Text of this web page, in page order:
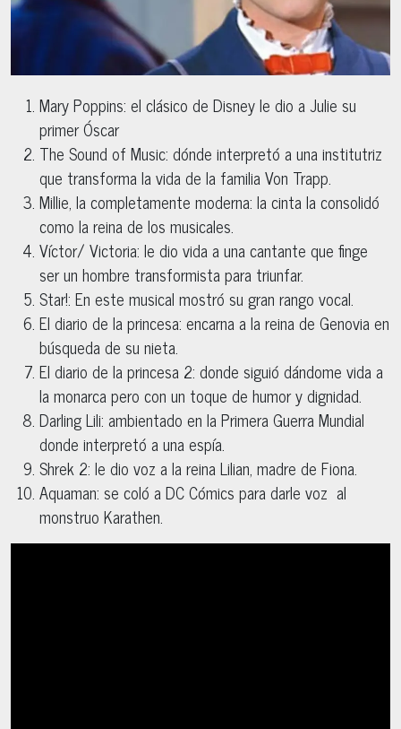
Mary Poppins: el clásico de Disney le dio a Julie su
primer Óscar
The Sound of Music: dónde interpretó a una institutriz
que transforma la vida de la familia Von Trapp.
Millie, la completamente moderna: la cinta la consolidó
como la reina de los musicales.
Víctor/ Victoria: le dio vida a una cantante que finge
ser un hombre transformista para triunfar.
Star!: En este musical mostró su gran rango vocal.
El diario de la princesa: encarna a la reina de Genovia en
búsqueda de su nieta.
El diario de la princesa 2: donde siguió dándome vida a
la monarca pero con un toque de humor y dignidad.
Darling Lili: ambientado en la Primera Guerra Mundial
donde interpretó a una espía.
Shrek 2: le dio voz a la reina Lilian, madre de Fiona.
Aquaman: se coló a DC Cómics para darle voz al
monstruo Karathen.